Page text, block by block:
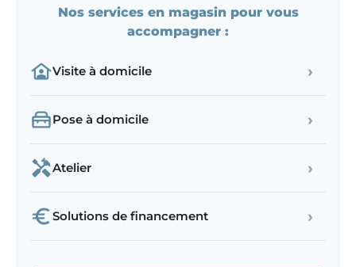
Nos services en magasin pour vous
accompagner :
Visite à domicile ›
Pose à domicile ›
Atelier ›
Solutions de financement ›